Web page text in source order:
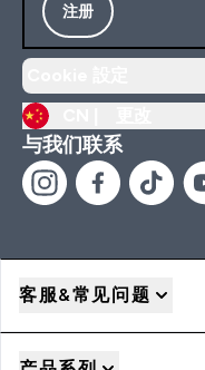
注册
与我们联系
客服&常见问题